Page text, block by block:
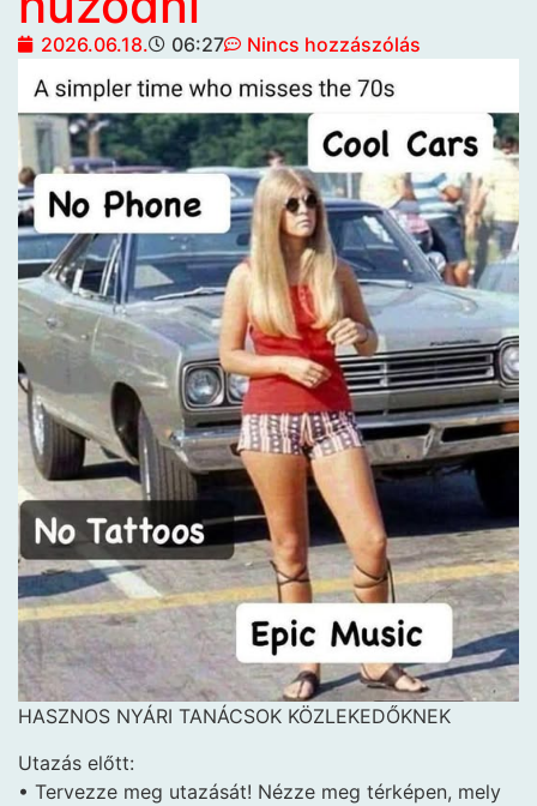
2026.06.18. 06:27 Nincs hozzászólás
HASZNOS NYÁRI TANÁCSOK KÖZLEKEDŐKNEK
Utazás előtt:
• Tervezze meg utazását! Nézze meg térképen, mely